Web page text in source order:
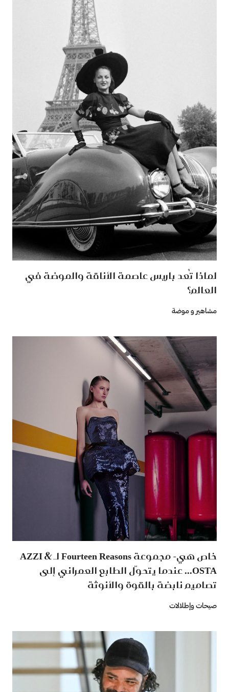
لماذا تُعد باريس عاصمة الأناقة والموضة في
العالم؟
مشاهير و موضة
خاص هي- مجموعة Fourteen Reasons لـ AZZI &
OSTA... عندما يتحوّل الطابع العمراني إلى
تصاميم نابضة بالقوة والأنوثة
صيحات وإطلالات